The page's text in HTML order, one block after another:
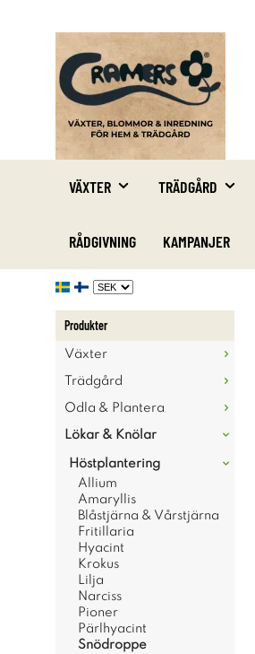
VÄXTER TRÄDGÅRD
RÅDGIVNING KAMPANJER
Produkter
Växter
Trädgård
Odla & Plantera
Lökar & Knölar
Höstplantering
Allium
Amaryllis
Blåstjärna & Vårstjärna
Fritillaria
Hyacint
Krokus
Lilja
Narciss
Pioner
Pärlhyacint
Snödroppe